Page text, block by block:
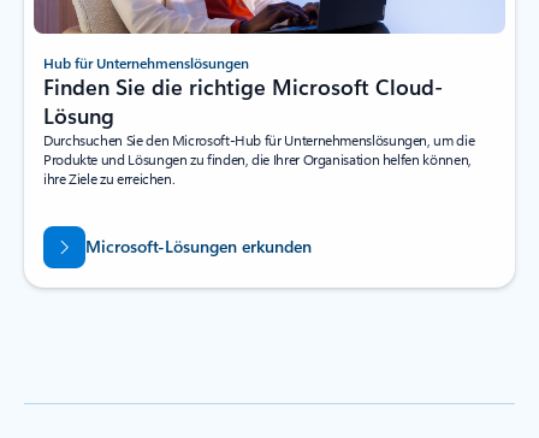
Hub für Unternehmenslösungen
Finden Sie die richtige Microsoft Cloud-
Lösung
Durchsuchen Sie den Microsoft-Hub für Unternehmenslösungen, um die
Produkte und Lösungen zu finden, die Ihrer Organisation helfen können,
ihre Ziele zu erreichen.
Microsoft-Lösungen erkunden